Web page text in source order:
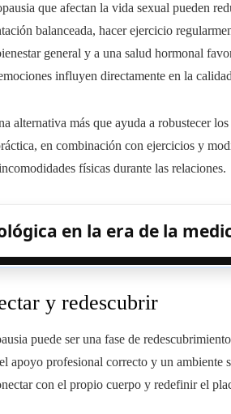
que afectan la vida sexual pueden
balanceada, hacer ejercicio
general y a una salud hormonal
influyen directamente en la
alternativa más que ayuda a robustecer
en combinación con ejercicios y
físicas durante las relaciones.
en la era de la
y redescubrir
puede ser una fase de
apoyo profesional correcto y un ambiente
con el propio cuerpo y redefinir el